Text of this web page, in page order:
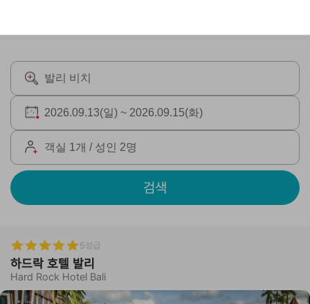
검색
5성급
하드락 호텔 발리
Hard Rock Hotel Bali